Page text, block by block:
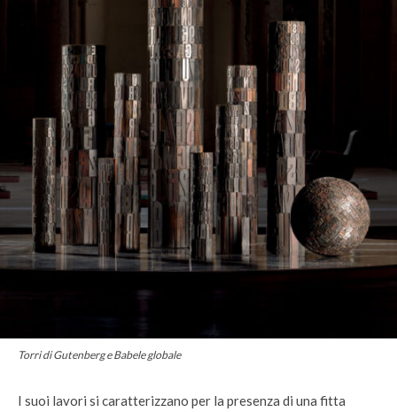
Torri di Gutenberg e Babele globale
I suoi lavori si caratterizzano per la presenza di una fitta